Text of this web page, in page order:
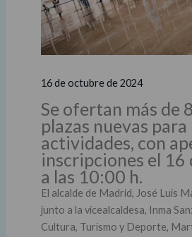
16 de octubre de 2024
Se ofertan más de
plazas nuevas para
actividades, con
inscripciones el 16
a las 10:00 h.
El alcalde de Madrid, José Luis
junto a la vicealcaldesa, Inma
Cultura, Turismo y Deporte,